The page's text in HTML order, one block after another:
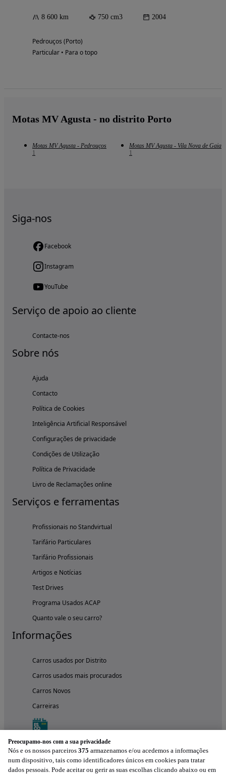
8 600 km 750 cm3 2004
Pedrouços (Porto)
Particular • Para o topo
Motas MV Agusta - no distrito Porto
Motas MV Agusta - Pedrouços
1
Motas MV Agusta - Vila Nova de Gaia
1
Siga-nos
Facebook
Instagram
YouTube
Serviço de apoio ao cliente
Contacte-nos
Sobre nós
Ajuda
Contacto
Política de Cookies
Inteligência Artificial Responsável
Configurações de privacidade
Condições de Utilização
Política de Privacidade
Livro de Reclamações online
Serviços e ferramentas
Profissionais no Standvirtual
Tarifário Particulares
Tarifário Profissionais
Artigos e Notícias
Test Drives
Programa Usados ACAP
Quanto vale o seu carro?
Informações
Carros usados por Distrito
Carros usados mais procurados
Carros Novos
Carreiras
Preocupamo-nos com a sua privacidade
Nós e os nossos parceiros 375 armazenamos e/ou acedemos a informações
num dispositivo, tais como identificadores únicos em cookies para tratar
dados pessoais. Pode aceitar ou gerir as suas escolhas clicando abaixo ou em